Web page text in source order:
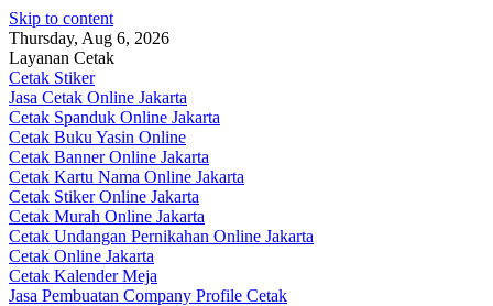
Skip to content
Thursday, Aug 6, 2026
Layanan Cetak
Cetak Stiker
Jasa Cetak Online Jakarta
Cetak Spanduk Online Jakarta
Cetak Buku Yasin Online
Cetak Banner Online Jakarta
Cetak Kartu Nama Online Jakarta
Cetak Stiker Online Jakarta
Cetak Murah Online Jakarta
Cetak Undangan Pernikahan Online Jakarta
Cetak Online Jakarta
Cetak Kalender Meja
Jasa Pembuatan Company Profile Cetak